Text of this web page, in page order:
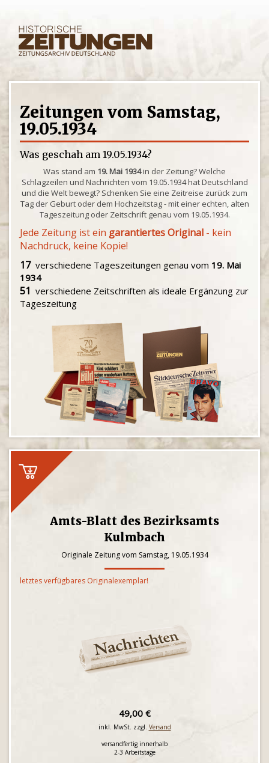
Zeitungen vom Samstag,
19.05.1934
Was geschah am 19.05.1934?
Was stand am 19. Mai 1934in der Zeitung? Welche
Schlagzeilen und Nachrichten vom 19.05.1934 hat Deutschland
und die Welt bewegt? Schenken Sie eine Zeitreise zurück zum
Tag der Geburt oder dem Hochzeitstag - mit einer echten, alten
Tageszeitung oder Zeitschrift genau vom 19.05.1934.
Jede Zeitung ist ein garantiertes Original - kein
Nachdruck, keine Kopie!
17verschiedene Tageszeitungen genau vom 19. Mai
1934
51 verschiedene Zeitschriften als ideale Ergänzung zur
Tageszeitung
Amts-Blatt des Bezirksamts
Kulmbach
Originale Zeitung vom Samstag, 19.05.1934
letztes verfügbares Originalexemplar!
49,00 €
inkl. MwSt. zzgl. Versand
versandfertig innerhalb
2-3 Arbeitstage